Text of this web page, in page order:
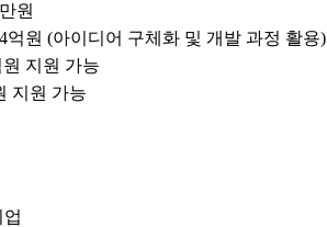
원
억원 (아이디어 구체화 및 개발 과정 활용)
지원 가능
지원 가능